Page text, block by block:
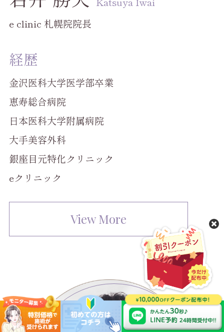
e clinic 札幌院院長
経歴
金沢医科大学医学部卒業
恵寿総合病院
日本医科大学附属病院
大手美容外科
銀座目元特化クリニック
eクリニック
View More